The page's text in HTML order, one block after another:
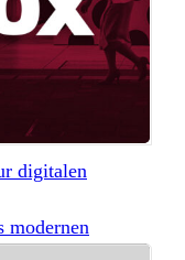
digitalen
modernen